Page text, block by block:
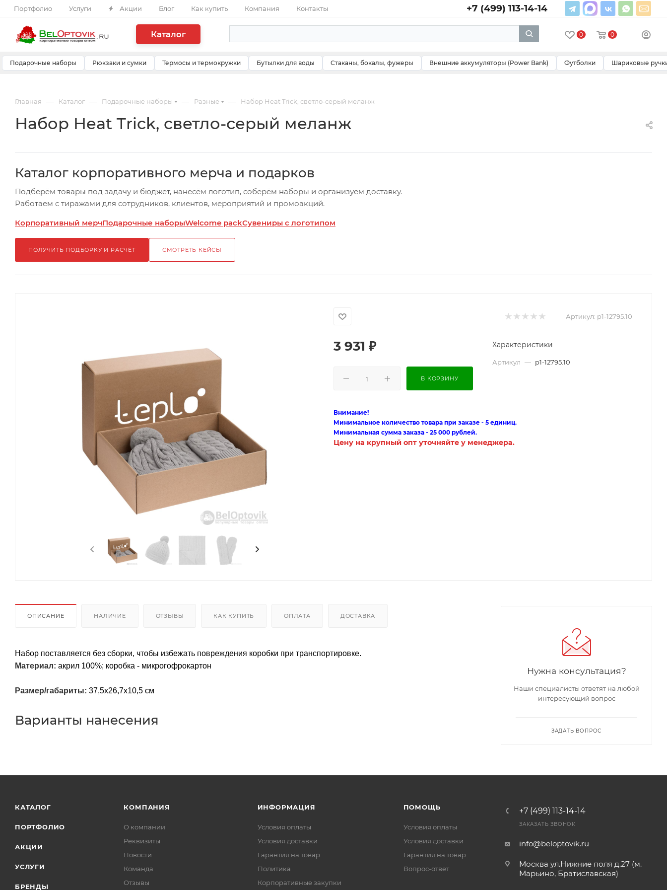
Портфолио Услуги Акции Блог Как купить Компания Контакты +7 (499) 113-14-14
Каталог 0 0
Подарочные наборы Рюкзаки и сумки Термосы и термокружки Бутылки для воды Стаканы, бокалы, фужеры Внешние аккумуляторы (Power Bank) Футболки Шариковые
Главная — Каталог — Подарочные наборы — Разные — Набор Heat Trick, светло-серый меланж
Набор Heat Trick, светло-серый меланж
Каталог корпоративного мерча и подарков
Подберём товары под задачу и бюджет, нанесём логотип, соберём наборы и организуем доставку.
Работаем с тиражами для сотрудников, клиентов, мероприятий и промоакций.
Корпоративный мерчПодарочные наборыWelcome packСувениры с логотипом
ПОЛУЧИТЬ ПОДБОРКУ И РАСЧЁТ СМОТРЕТЬ КЕЙСЫ
Артикул: p1-12795.10
3 931 ₽
В КОРЗИНУ
Характеристики
Артикул — p1-12795.10
Внимание!
Минимальное количество товара при заказе - 5 единиц.
Минимальная сумма заказа - 25 000 рублей.
Цену на крупный опт уточняйте у менеджера.
ОПИСАНИЕ НАЛИЧИЕ ОТЗЫВЫ КАК КУПИТЬ ОПЛАТА ДОСТАВКА
Набор поставляется без сборки, чтобы избежать повреждения коробки при транспортировке.
Материал: акрил 100%; коробка - микрогофрокартон
Размер/габариты: 37,5х26,7х10,5 см
Варианты нанесения
Нужна консультация?
Наши специалисты ответят на любой
интересующий вопрос
ЗАДАТЬ ВОПРОС
КАТАЛОГ
ПОРТФОЛИО
АКЦИИ
УСЛУГИ
БРЕНДЫ
КОМПАНИЯ
О компании
Реквизиты
Новости
Команда
Отзывы
ИНФОРМАЦИЯ
Условия оплаты
Условия доставки
Гарантия на товар
Политика
Корпоративные закупки
ПОМОЩЬ
Условия оплаты
Условия доставки
Гарантия на товар
Вопрос-ответ
+7 (499) 113-14-14
ЗАКАЗАТЬ ЗВОНОК
info@beloptovik.ru
Москва ул.Нижние поля д.27 (м.
Марьино, Братиславская)